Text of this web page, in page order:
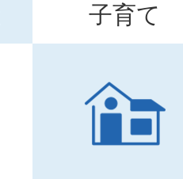
子育て